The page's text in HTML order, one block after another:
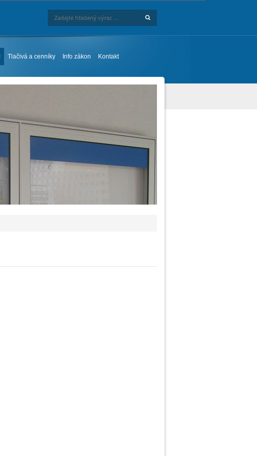
Tlačivá a cenníky Info zákon Kontakt